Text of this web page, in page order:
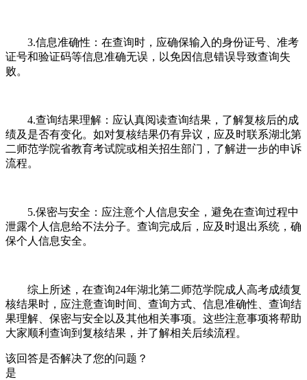
3.信息准确性：在查询时，应确保输入的身份证号、准考
证号和验证码等信息准确无误，以免因信息错误导致查询失
败。
4.查询结果理解：应认真阅读查询结果，了解复核后的成
绩及是否有变化。如对复核结果仍有异议，应及时联系湖北第
二师范学院省教育考试院或相关招生部门，了解进一步的申诉
流程。
5.保密与安全：应注意个人信息安全，避免在查询过程中
泄露个人信息给不法分子。查询完成后，应及时退出系统，确
保个人信息安全。
综上所述，在查询24年湖北第二师范学院成人高考成绩复
核结果时，应注意查询时间、查询方式、信息准确性、查询结
果理解、保密与安全以及其他相关事项。这些注意事项将帮助
大家顺利查询到复核结果，并了解相关后续流程。
该回答是否解决了您的问题？
是